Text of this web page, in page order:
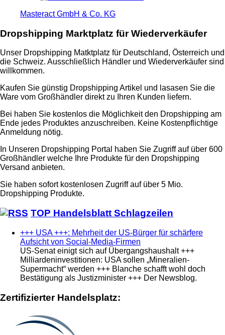
Masteract GmbH & Co. KG
Dropshipping Marktplatz für Wiederverkäufer
Unser Dropshipping Matktplatz für Deutschland, Österreich und
die Schweiz. Ausschließlich Händler und Wiederverkäufer sind
willkommen.
Kaufen Sie günstig Dropshipping Artikel und lasasen Sie die
Ware vom Großhändler direkt zu Ihren Kunden liefern.
Bei haben Sie kostenlos die Möglichkeit den Dropshipping am
Ende jedes Produktes anzuschreiben. Keine Kostenpflichtige
Anmeldung nötig.
In Unseren Dropshipping Portal haben Sie Zugriff auf über 600
Großhändler welche Ihre Produkte für den Dropshipping
Versand anbieten.
Sie haben sofort kostenlosen Zugriff auf über 5 Mio.
Dropshipping Produkte.
TOP Handelsblatt Schlagzeilen
+++ USA +++: Mehrheit der US-Bürger für schärfere
Aufsicht von Social-Media-Firmen
US-Senat einigt sich auf Übergangshaushalt +++
Milliardeninvestitionen: USA sollen „Mineralien-
Supermacht“ werden +++ Blanche schafft wohl doch
Bestätigung als Justizminister +++ Der Newsblog.
Zertifizierter Handelsplatz: